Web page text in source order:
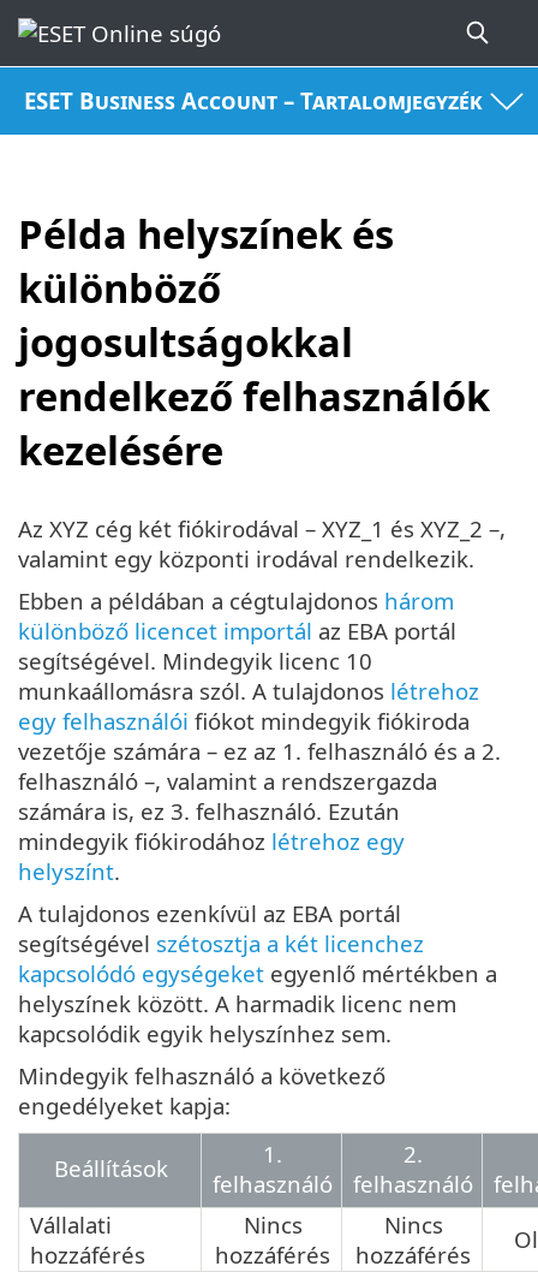
ESET Business Account – Tartalomjegyzék
Példa helyszínek és
különböző
jogosultságokkal
rendelkező felhasználók
kezelésére
Az XYZ cég két fiókirodával – XYZ_1 és XYZ_2 –,
valamint egy központi irodával rendelkezik.
Ebben a példában a cégtulajdonos három
különböző licencet importál az EBA portál
segítségével. Mindegyik licenc 10
munkaállomásra szól. A tulajdonos létrehoz
egy felhasználói fiókot mindegyik fiókiroda
vezetője számára – ez az 1. felhasználó és a 2.
felhasználó –, valamint a rendszergazda
számára is, ez 3. felhasználó. Ezután
mindegyik fiókirodához létrehoz egy
helyszínt.
A tulajdonos ezenkívül az EBA portál
segítségével szétosztja a két licenchez
kapcsolódó egységeket egyenlő mértékben a
helyszínek között. A harmadik licenc nem
kapcsolódik egyik helyszínhez sem.
Mindegyik felhasználó a következő
engedélyeket kapja:
Beállítások
1.
felhasználó
2.
felhasználó
Vállalati
hozzáférés
Nincs
hozzáférés
Nincs
hozzáférés